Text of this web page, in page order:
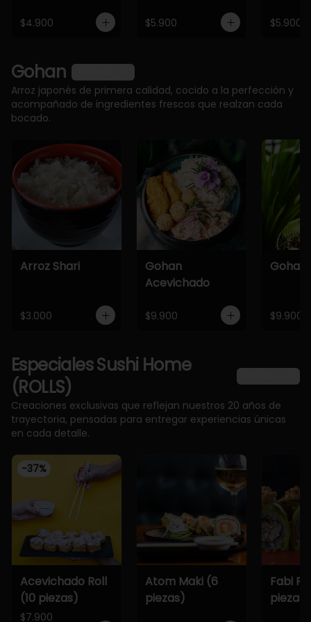
$4.900 $5.900 $5.900
Gohan
Arroz japonés de primera calidad, cocido a la perfección y
acompañado de ingredientes frescos que realzan cada
bocado.
Arroz Shari
$3.000
Gohan
Acevichado
$9.900
Gohan
$9.900
Especiales Sushi Home
(ROLLS)
Creaciones exclusivas que reflejan nuestros 20 años de
trayectoria, pensadas para entregar experiencias únicas
en cada detalle.
-37%
Acevichado Roll
(10 piezas)
$7.900
Atom Maki (6
piezas)
Fabi
piezas)